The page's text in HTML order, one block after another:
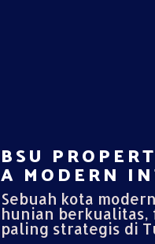
BSU
A MODERN
Sebuah kota
hunian berkualitas,
paling strategis di